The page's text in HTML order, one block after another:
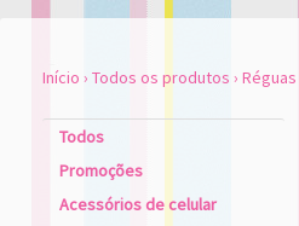
Início › Todos os produtos › Réguas
Todos
Promoções
Acessórios de celular